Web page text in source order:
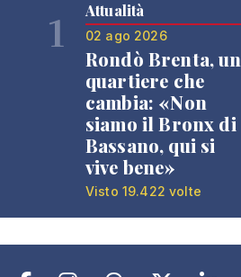
1 Attualità
02 ago 2026
Rondò Brenta, un
quartiere che
cambia: «Non
siamo il Bronx di
Bassano, qui si
vive bene»
Visto 19.422 volte